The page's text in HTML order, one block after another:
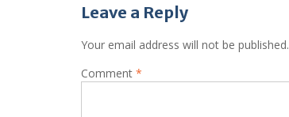
Leave a Reply
Your email address will not be published.
Comment *